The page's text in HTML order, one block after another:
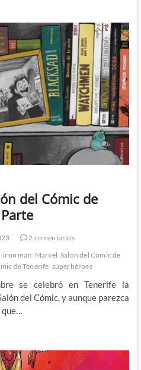
del Cómic de
2 comentarios
iron man Marvel Salón del Comic de
de Tenerife superhéroes
se celebró en Tenerife la
del Cómic, y aunque parezca
que…